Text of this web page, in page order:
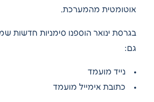
אוטומטית מהמערכת.
בגרסת ינואר הוספנו סימניות חדשות
גם:
נייד מועמד
כתובת אימייל מועמד